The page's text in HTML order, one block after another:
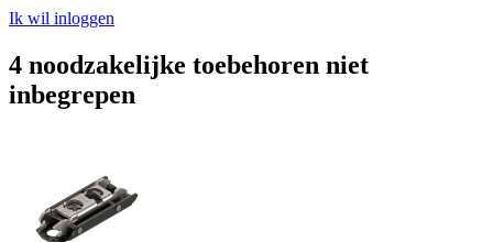
Ik wil inloggen
4 noodzakelijke toebehoren niet
inbegrepen